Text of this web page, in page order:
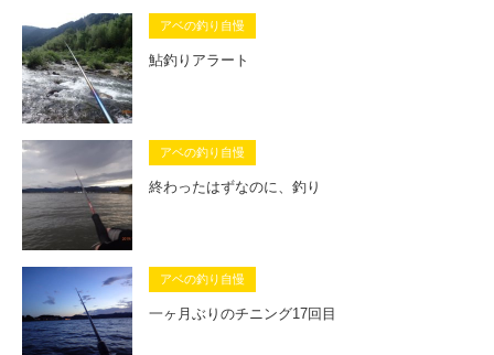
アベの釣り自慢
鮎釣りアラート
アベの釣り自慢
終わったはずなのに、釣り
アベの釣り自慢
一ヶ月ぶりのチニング17回目